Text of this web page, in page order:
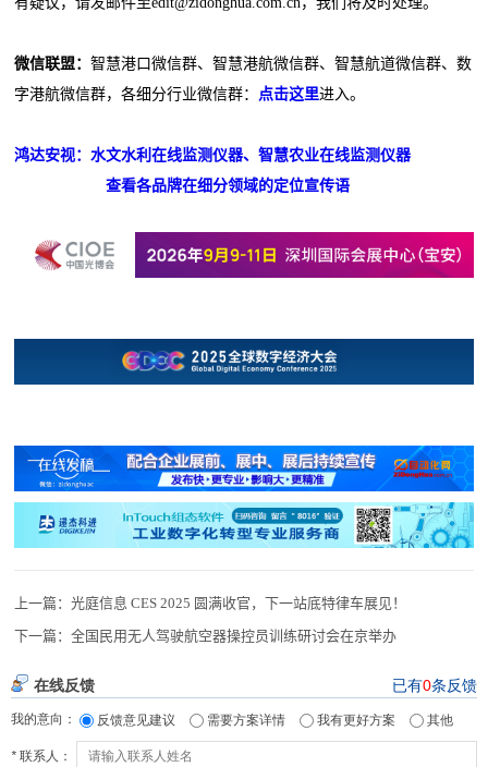
微信联盟：智慧港口微信群、智慧港航微信群、智慧航道微信群、数
字港航微信群，各细分行业微信群：
点击这里进入。
鸿达安视：水文水利在线监测仪器、智慧农业在线监测仪器
查看各品牌在细分领域的定位宣传语
上一篇：光庭信息 CES 2025 圆满收官，下一站底特律车展见！
下一篇：全国民用无人驾驶航空器操控员训练研讨会在京举办